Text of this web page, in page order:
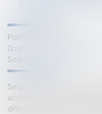
Publié le :
Droit public
Source :
Selon que vous construisez
accolée à votre résidence
différentes. Sachez tout